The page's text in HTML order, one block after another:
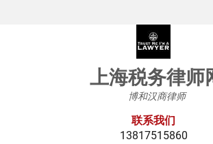
上海税务律师
博和汉商律师
联系我们
13817515860